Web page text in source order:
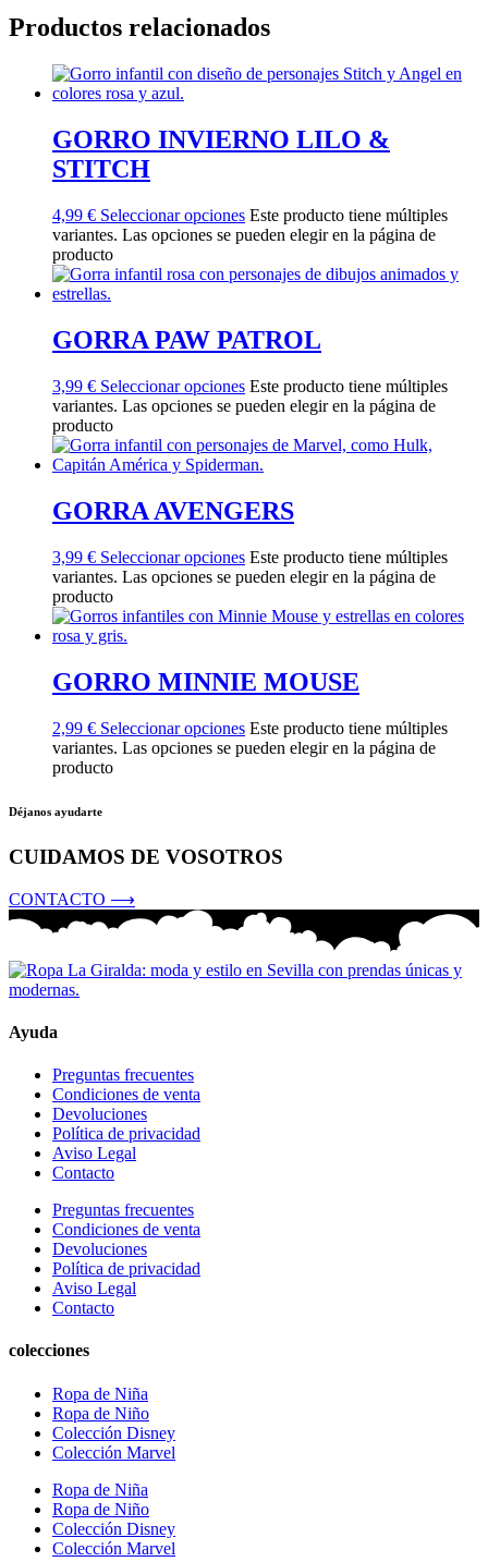
Productos relacionados
GORRO INVIERNO LILO &
STITCH
4,99 € Seleccionar opciones Este producto tiene múltiples
variantes. Las opciones se pueden elegir en la página de
producto
GORRA PAW PATROL
3,99 € Seleccionar opciones Este producto tiene múltiples
variantes. Las opciones se pueden elegir en la página de
producto
GORRA AVENGERS
3,99 € Seleccionar opciones Este producto tiene múltiples
variantes. Las opciones se pueden elegir en la página de
producto
GORRO MINNIE MOUSE
2,99 € Seleccionar opciones Este producto tiene múltiples
variantes. Las opciones se pueden elegir en la página de
producto
Déjanos ayudarte
CUIDAMOS DE VOSOTROS
CONTACTO ⟶
Ayuda
Preguntas frecuentes
Condiciones de venta
Devoluciones
Política de privacidad
Aviso Legal
Contacto
Preguntas frecuentes
Condiciones de venta
Devoluciones
Política de privacidad
Aviso Legal
Contacto
colecciones
Ropa de Niña
Ropa de Niño
Colección Disney
Colección Marvel
Ropa de Niña
Ropa de Niño
Colección Disney
Colección Marvel